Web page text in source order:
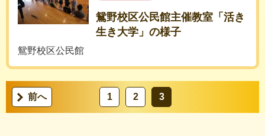
鴛野校区公民館主催教室「活き
生き大学」の様子
鴛野校区公民館
前へ 1 2 3